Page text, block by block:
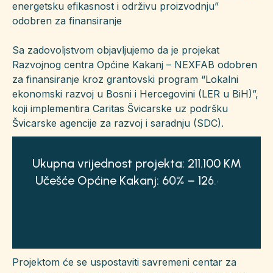
energetsku efikasnost i održivu proizvodnju”
odobren za finansiranje
Sa zadovoljstvom objavljujemo da je projekat
Razvojnog centra Općine Kakanj – NEXFAB odobren
za finansiranje kroz grantovski program “Lokalni
ekonomski razvoj u Bosni i Hercegovini (LER u BiH)”,
koji implementira Caritas Švicarske uz podršku
Švicarske agencije za razvoj i saradnju (SDC).
Ukupna vrijednost projekta: 211.100 KM
Učešće Općine Kakanj: 60% – 126.6
Projektom će se uspostaviti savremeni centar za